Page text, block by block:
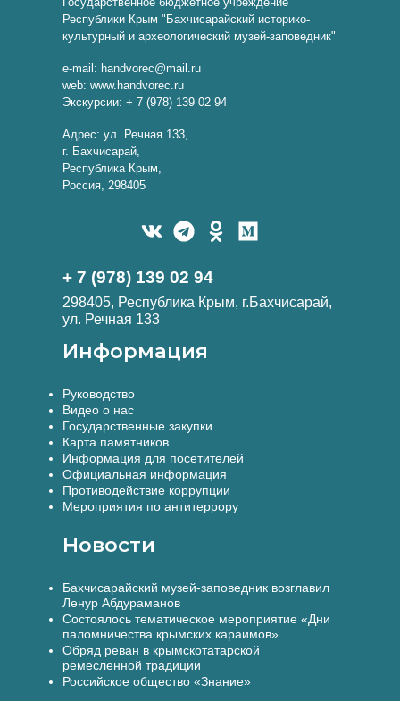
Республики Крым "Бахчисарайский историко-
культурный и археологический музей-заповедник"
e-mail: handvorec@mail.ru
web: www.handvorec.ru
Экскурсии: + 7 (978) 139 02 94
Адрес: ул. Речная 133,
г. Бахчисарай,
Республика Крым,
Россия, 298405
+ 7 (978) 139 02 94
298405, Республика Крым, г.Бахчисарай,
ул. Речная 133
Информация
Руководство
Видео о нас
Государственные закупки
Карта памятников
Информация для посетителей
Официальная информация
Противодействие коррупции
Мероприятия по антитеррору
Новости
Бахчисарайский музей-заповедник возглавил
Ленур Абдураманов
Состоялось тематическое мероприятие «Дни
паломничества крымских караимов»
Обряд реван в крымскотатарской
ремесленной традиции
Российское общество «Знание»